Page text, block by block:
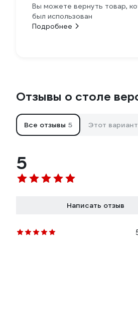
Вы можете вернуть товар,
был использован
Подробнее
Отзывы о столе
Все отзывы 5 Этот вариант
5
Написать отзыв